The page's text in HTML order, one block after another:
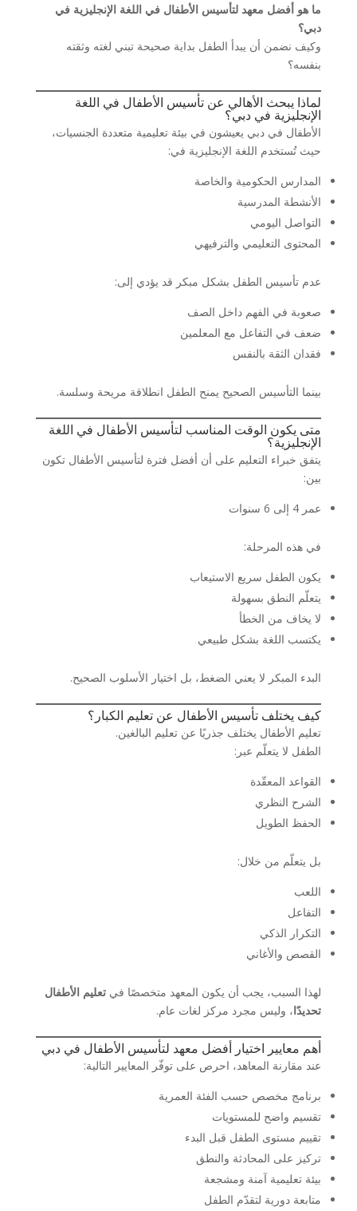
ما هو أفضل معهد لتأسيس الأطفال في اللغة الإنجليزية في
دبي؟
وكيف نضمن أن يبدأ الطفل بداية صحيحة تبني لغته وثقته
بنفسه؟
لماذا يبحث الأهالي عن تأسيس الأطفال في اللغة
الإنجليزية في دبي؟
الأطفال في دبي يعيشون في بيئة تعليمية متعددة الجنسيات،
حيث تُستخدم اللغة الإنجليزية في:
المدارس الحكومية والخاصة
الأنشطة المدرسية
التواصل اليومي
المحتوى التعليمي والترفيهي
عدم تأسيس الطفل بشكل مبكر قد يؤدي إلى:
صعوبة في الفهم داخل الصف
ضعف في التفاعل مع المعلمين
فقدان الثقة بالنفس
بينما التأسيس الصحيح يمنح الطفل انطلاقة مريحة وسلسة.
متى يكون الوقت المناسب لتأسيس الأطفال في اللغة
الإنجليزية؟
يتفق خبراء التعليم على أن أفضل فترة لتأسيس الأطفال تكون
بين:
عمر 4 إلى 6 سنوات
في هذه المرحلة:
يكون الطفل سريع الاستيعاب
يتعلّم النطق بسهولة
لا يخاف من الخطأ
يكتسب اللغة بشكل طبيعي
البدء المبكر لا يعني الضغط، بل اختيار الأسلوب الصحيح.
كيف يختلف تأسيس الأطفال عن تعليم الكبار؟
تعليم الأطفال يختلف جذريًا عن تعليم البالغين.
الطفل لا يتعلّم عبر:
القواعد المعقّدة
الشرح النظري
الحفظ الطويل
بل يتعلّم من خلال:
اللعب
التفاعل
التكرار الذكي
القصص والأغاني
لهذا السبب، يجب أن يكون المعهد متخصصًا في تعليم الأطفال
تحديدًا، وليس مجرد مركز لغات عام.
أهم معايير اختيار أفضل معهد لتأسيس الأطفال في دبي
عند مقارنة المعاهد، احرص على توفّر المعايير التالية:
برنامج مخصص حسب الفئة العمرية
تقسيم واضح للمستويات
تقييم مستوى الطفل قبل البدء
تركيز على المحادثة والنطق
بيئة تعليمية آمنة ومشجعة
متابعة دورية لتقدّم الطفل